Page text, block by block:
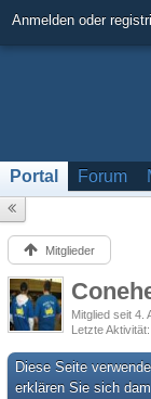
Anmelden oder
Portal Forum
Mitglieder
Mitglied seit 4.
Letzte Aktivität
Diese Seite
erklären Sie sich